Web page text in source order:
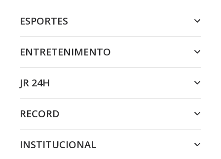
ESPORTES
ENTRETENIMENTO
JR 24H
RECORD
INSTITUCIONAL